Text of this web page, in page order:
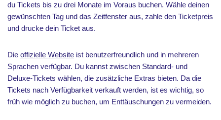
du Tickets bis zu drei Monate im Voraus buchen. Wähle deinen
gewünschten Tag und das Zeitfenster aus, zahle den Ticketpreis
und drucke dein Ticket aus.
Die offizielle Website ist benutzerfreundlich und in mehreren
Sprachen verfügbar. Du kannst zwischen Standard- und
Deluxe-Tickets wählen, die zusätzliche Extras bieten. Da die
Tickets nach Verfügbarkeit verkauft werden, ist es wichtig, so
früh wie möglich zu buchen, um Enttäuschungen zu vermeiden.